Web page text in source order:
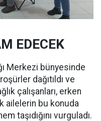
EDECEK
Merkezi bünyesinde
dağıtıldı ve
çalışanları, erken
ailelerin bu konuda
taşıdığını vurguladı.